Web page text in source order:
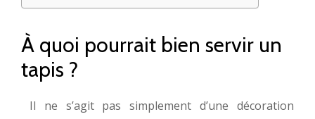
À quoi pourrait bien servir un
tapis ?
Il ne s’agit pas simplement d’une décoration